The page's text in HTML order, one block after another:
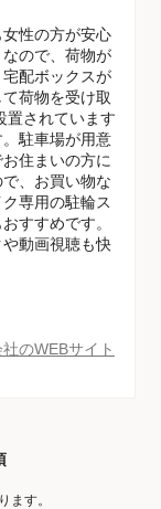
性の方が安心
ので、荷物が
配ボックスが
荷物を受け取
置されています
駐車場が用意
住まいの方に
、お買い物な
専用の駐輪ス
すすめです。
動画視聴も快
のWEBサイト
ます。